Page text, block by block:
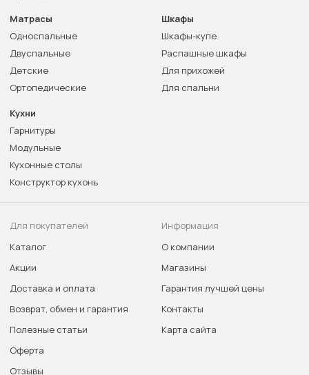
Матрасы
Односпальные
Двуспальные
Детские
Ортопедические
Шкафы
Шкафы-купе
Распашные шкафы
Для прихожей
Для спальни
Кухни
Гарнитуры
Модульные
Кухонные столы
Конструктор кухонь
Для покупателей
Каталог
Акции
Доставка и оплата
Возврат, обмен и гарантия
Полезные статьи
Оферта
Отзывы
Информация
О компании
Магазины
Гарантия лучшей цены
Контакты
Карта сайта